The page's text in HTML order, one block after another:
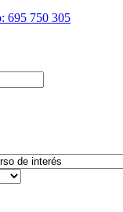
695 750 305